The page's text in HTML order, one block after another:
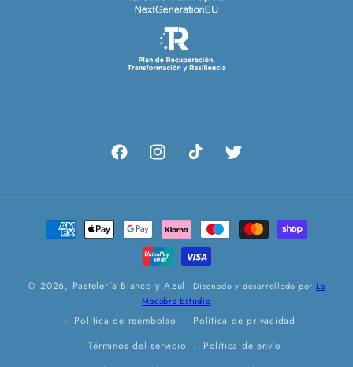
FacebookInstagramTikTok Twitter
Formas
© 2026, Pastelería Blanco y Azul - Diseñado y desarrollado por La
Macabra Estudio
Política de reembolso
Política de privacidad
Términos del servicio
Política de envío